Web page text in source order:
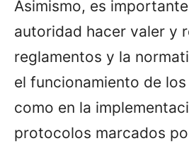
Asimismo, es
autoridad hacer valer y
reglamentos y la
el funcionamiento de
como en la
protocolos marcados